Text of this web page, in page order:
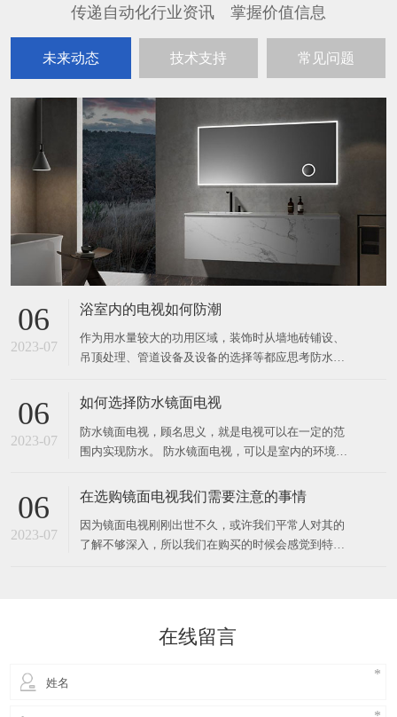
传递自动化行业资讯 掌握价值信息
未来动态 技术支持 常见问题
06
2023-07
浴室内的电视如何防潮
作为用水量较大的功用区域，装饰时从墙地砖铺设、
吊顶处理、管道设备及设备的选择等都应思考防水防
面层下做防水层，选用水泥沙浆将地上找平，涂防水
地砖等饰材铺贴上去，洒水后用木板拍实，抵达平坦
健壮、接缝紧密。石
06
2023-07
如何选择防水镜面电视
防水镜面电视，顾名思义，就是电视可以在一定的范
围内实现防水。 防水镜面电视，可以是室内的环境下
内使用的电视，可以选择防水镜面电视，对于室外使
视会防水呢？ 电视之所以可以防水，是因为电视的内
部构造和
06
2023-07
在选购镜面电视我们需要注意的事情
因为镜面电视刚刚出世不久，或许我们平常人对其的
了解不够深入，所以我们在购买的时候会感觉到特别
商他们的实力会更好，在线留言